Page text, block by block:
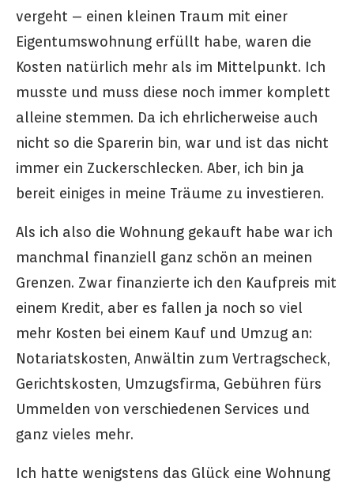
vergeht – einen kleinen Traum mit einer
Eigentumswohnung erfüllt habe, waren die
Kosten natürlich mehr als im Mittelpunkt. Ich
musste und muss diese noch immer komplett
alleine stemmen. Da ich ehrlicherweise auch
nicht so die Sparerin bin, war und ist das nicht
immer ein Zuckerschlecken. Aber, ich bin ja
bereit einiges in meine Träume zu investieren.
Als ich also die Wohnung gekauft habe war ich
manchmal finanziell ganz schön an meinen
Grenzen. Zwar finanzierte ich den Kaufpreis mit
einem Kredit, aber es fallen ja noch so viel
mehr Kosten bei einem Kauf und Umzug an:
Notariatskosten, Anwältin zum Vertragscheck,
Gerichtskosten, Umzugsfirma, Gebühren fürs
Ummelden von verschiedenen Services und
ganz vieles mehr.
Ich hatte wenigstens das Glück eine Wohnung